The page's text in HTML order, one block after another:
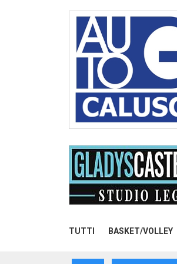
TUTTI BASKET/VOLLEY